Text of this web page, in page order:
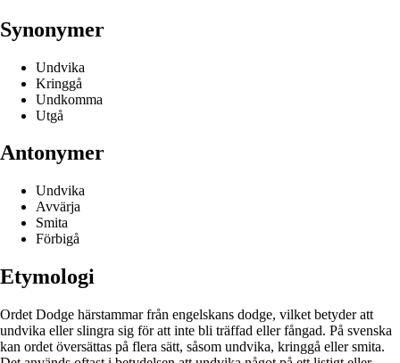
Synonymer
Undvika
Kringgå
Undkomma
Utgå
Antonymer
Undvika
Avvärja
Smita
Förbigå
Etymologi
Ordet Dodge härstammar från engelskans dodge, vilket betyder att
undvika eller slingra sig för att inte bli träffad eller fångad. På svenska
kan ordet översättas på flera sätt, såsom undvika, kringgå eller smita.